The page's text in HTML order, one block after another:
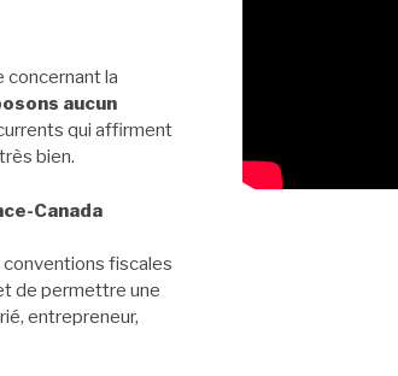
concernant la
aucun
qui affirment
bien.
Canada
conventions fiscales
de permettre une
entrepreneur,